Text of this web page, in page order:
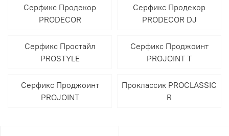
Серфикс Продекор
PRODECOR
Серфикс Продекор
PRODECOR DJ
Серфикс Простайл
PROSTYLE
Серфикс Проджоинт
PROJOINT T
Серфикс Проджоинт
PROJOINT
Проклассик PROCLASSIC
R